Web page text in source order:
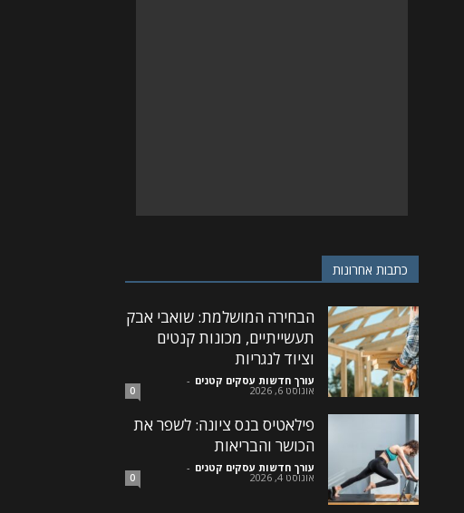
כתבות אחרונות
הבחירה המושלמת: שואבי אבק
תעשייתיים, מכונות קנטים
וציוד לנגריות
עורך חדשות עסקים קטנים -
אוגוסט 6, 2026 0
פילאטיס בנס ציונה: לשפר את
הכושר והבריאות
עורך חדשות עסקים קטנים -
אוגוסט 4, 2026 0